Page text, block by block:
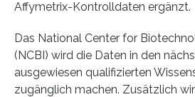
Affymetrix-Kontrolldaten ergänzt.
Das National Center for
(NCBI) wird die Daten in den
ausgewiesen qualifizierten
zugänglich machen. Zusätzlich